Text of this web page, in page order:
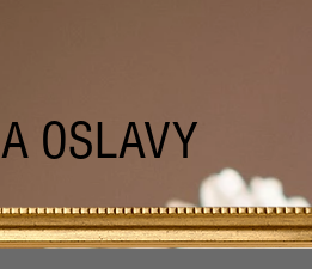
OSLAVY